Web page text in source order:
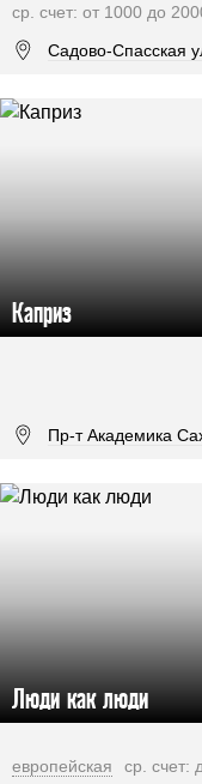
ср. счет: от 1000 до
Садово-Спасская
Каприз
Пр-т Академика
Люди как люди
европейская ср. счет: